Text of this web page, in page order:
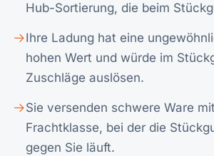
Hub-Sortierung, die beim
Ihre Ladung hat eine
hohen Wert und würde im
Zuschläge auslösen.
Sie versenden schwere Ware
Frachtklasse, bei der die
gegen Sie läuft.